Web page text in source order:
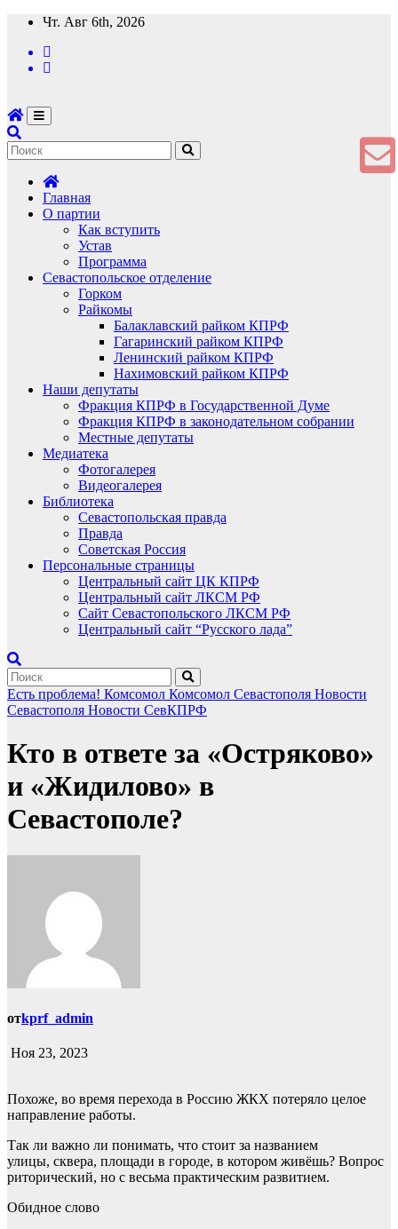
Перейти
содержимому
Чт. Авг 6th, 2026
Главная
О партии
Как вступить
Устав
Программа
Севастопольское отделение
Горком
Райкомы
Балаклавский райком КПРФ
Гагаринский райком КПРФ
Ленинский райком КПРФ
Нахимовский райком КПРФ
Наши депутаты
Фракция КПРФ в Государственной Думе
Фракция КПРФ в законодательном собрании
Местные депутаты
Медиатека
Фотогалерея
Видеогалерея
Библиотека
Севастопольская правда
Правда
Советская Россия
Персональные страницы
Центральный сайт ЦК КПРФ
Центральный сайт ЛКСМ РФ
Сайт Севастопольского ЛКСМ РФ
Центральный сайт “Русского лада”
Есть проблема! Комсомол Комсомол Севастополя Новости
Севастополя Новости СевКПРФ
Кто в ответе за «Остряково»
и «Жидилово» в
Севастополе?
отkprf_admin
Ноя 23, 2023
Похоже, во время перехода в Россию ЖКХ потеряло целое
направление работы.
Так ли важно ли понимать, что стоит за названием
улицы, сквера, площади в городе, в котором живёшь? Вопрос
риторический, но с весьма практическим развитием.
Обидное слово